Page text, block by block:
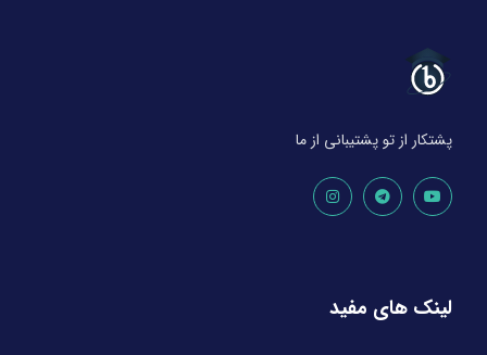
پشتکار از تو پشتیبانی از ما
لینک های مفید